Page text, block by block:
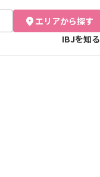
エリアから探す
IBJを知る